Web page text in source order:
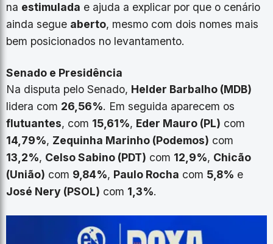
na estimulada e ajuda a explicar por que o cenário
ainda segue aberto, mesmo com dois nomes mais
bem posicionados no levantamento.
Senado e Presidência
Na disputa pelo Senado, Helder Barbalho (MDB)
lidera com 26,56%. Em seguida aparecem os
flutuantes, com 15,61%, Eder Mauro (PL) com
14,79%, Zequinha Marinho (Podemos) com
13,2%, Celso Sabino (PDT) com 12,9%, Chicão
(União) com 9,84%, Paulo Rocha com 5,8% e
José Nery (PSOL) com 1,3%.